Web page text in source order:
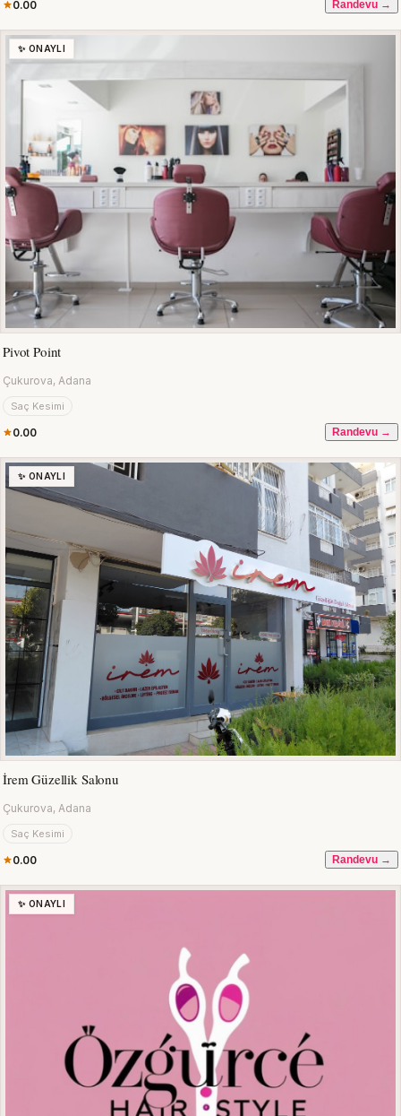
0.00 Randevu →
✨ ONAYLI
Pivot Point
Çukurova, Adana
Saç Kesimi
0.00 Randevu →
✨ ONAYLI
İrem Güzellik Salonu
Çukurova, Adana
Saç Kesimi
0.00 Randevu →
✨ ONAYLI